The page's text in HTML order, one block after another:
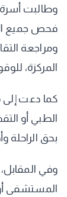
وطالبت
فحص جميع
ومراجعة
المركزة،
كما دعت
الطبي أو
بحق الراحلة
وفي
المستشفى